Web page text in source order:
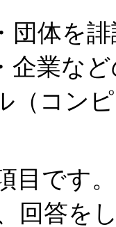
団体を
企業な
（コン
目です
回答を